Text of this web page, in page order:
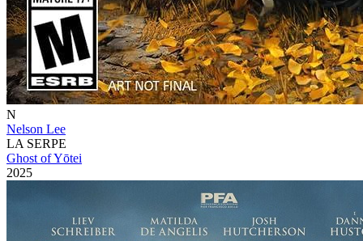
N
Nelson Lee
LA SERPE
Ghost of Yōtei
2025